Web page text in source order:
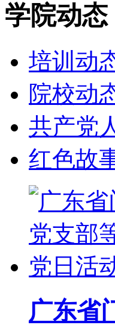
学院动态
培训动
院校动
共产党
红色故
广东省